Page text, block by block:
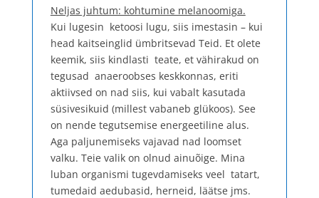
Neljas juhtum: kohtumine melanoomiga.
Kui lugesin ketoosi lugu, siis imestasin – kui
head kaitseinglid ümbritsevad Teid. Et olete
keemik, siis kindlasti teate, et vähirakud on
tegusad anaeroobses keskkonnas, eriti
aktiivsed on nad siis, kui vabalt kasutada
süsivesikuid (millest vabaneb glükoos). See
on nende tegutsemise energeetiline alus.
Aga paljunemiseks vajavad nad loomset
valku. Teie valik on olnud ainuõige. Mina
luban organismi tugevdamiseks veel tatart,
tumedaid aedubasid, herneid, läätse jms.